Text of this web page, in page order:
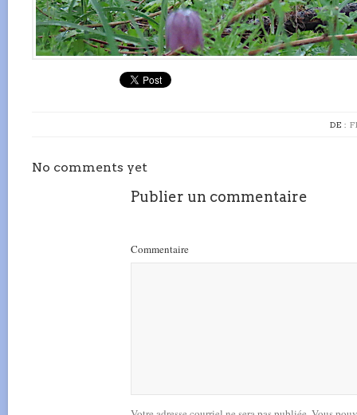
DE :
No comments yet
Publier un commentaire
Commentaire